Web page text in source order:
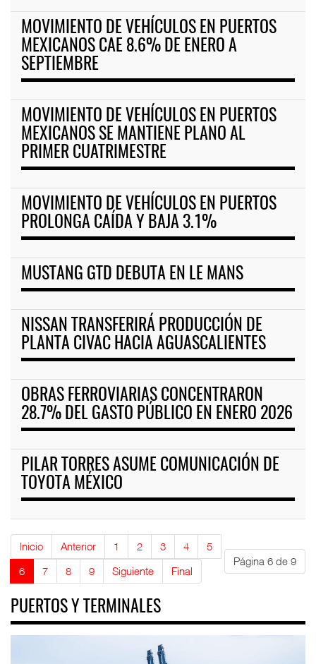
MOVIMIENTO DE VEHÍCULOS EN PUERTOS
MEXICANOS CAE 8.6% DE ENERO A
SEPTIEMBRE
MOVIMIENTO DE VEHÍCULOS EN PUERTOS
MEXICANOS SE MANTIENE PLANO AL
PRIMER CUATRIMESTRE
MOVIMIENTO DE VEHÍCULOS EN PUERTOS
PROLONGA CAÍDA Y BAJA 3.1%
MUSTANG GTD DEBUTA EN LE MANS
NISSAN TRANSFERIRÁ PRODUCCIÓN DE
PLANTA CIVAC HACIA AGUASCALIENTES
OBRAS FERROVIARIAS CONCENTRARON
28.7% DEL GASTO PÚBLICO EN ENERO 2026
PILAR TORRES ASUME COMUNICACIÓN DE
TOYOTA MÉXICO
Página 6 de 9
Inicio Anterior 1 2 3 4
5
6
7 8 9 Siguiente Final
PUERTOS Y TERMINALES